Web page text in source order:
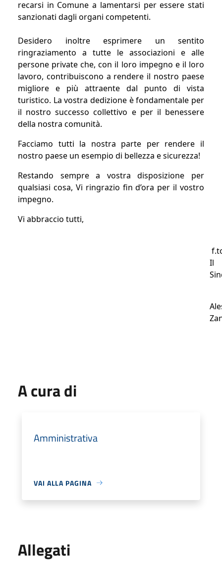
recarsi in Comune a lamentarsi per essere stati
sanzionati dagli organi competenti.
Desidero inoltre esprimere un sentito
ringraziamento a tutte le associazioni e alle
persone private che, con il loro impegno e il loro
lavoro, contribuiscono a rendere il nostro paese
migliore e più attraente dal punto di vista
turistico. La vostra dedizione è fondamentale per
il nostro successo collettivo e per il benessere
della nostra comunità.
Facciamo tutti la nostra parte per rendere il
nostro paese un esempio di bellezza e sicurezza!
Restando sempre a vostra disposizione per
qualsiasi cosa, Vi ringrazio fin d’ora per il vostro
impegno.
Vi abbraccio tutti,
Il
A cura di
Amministrativa
VAI ALLA PAGINA
Allegati